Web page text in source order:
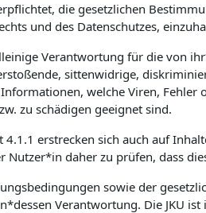
die gesetzlichen
und des Datenschutzes,
Verantwortung für die von
sittenwidrige,
welche Viren, Fehler
zu schädigen geeignet sind.
4.1.1 erstrecken sich auch auf
Nutzer*in daher zu prüfen, dass
sowie der
Verantwortung. Die JKU